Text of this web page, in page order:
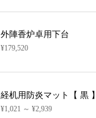
外陣香炉卓用下台
¥179,520
経机用防炎マット【 黒 】
¥1,021 ～ ¥2,939